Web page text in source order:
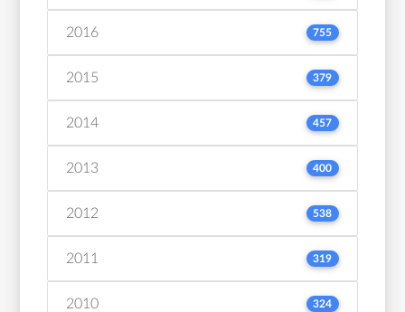
2016 755
2015 379
2014 457
2013 400
2012 538
2011 319
2010 324